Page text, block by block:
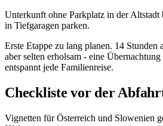
Unterkunft ohne Parkplatz in der Altstadt
in Tiefgaragen parken.
Erste Etappe zu lang planen. 14 Stunden
aber selten erholsam - eine
entspannt jede Familienreise.
Checkliste vor der
Vignetten für Österreich und Slowenien